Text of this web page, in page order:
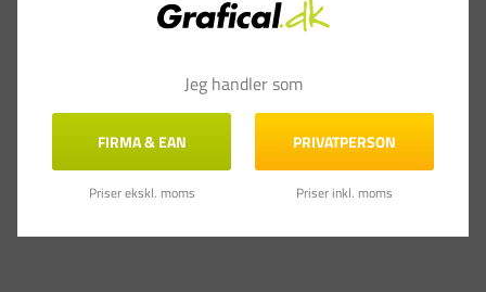
Jeg handler som
FIRMA & EAN
Priser ekskl. moms
PRIVATPERSON
Priser inkl. moms